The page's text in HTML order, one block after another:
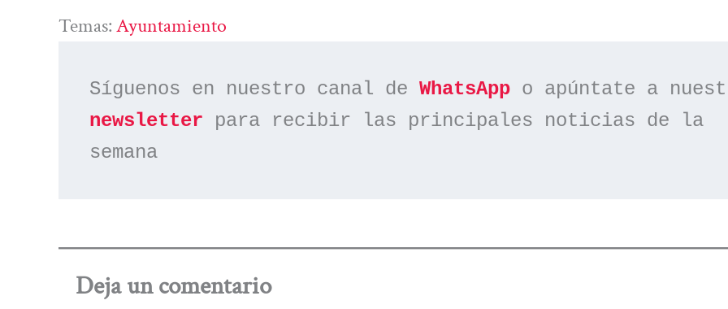
Temas:Ayuntamiento
Síguenos en nuestro canal de WhatsApp
newsletter para recibir las principales noticias de la
semana
Deja un comentario